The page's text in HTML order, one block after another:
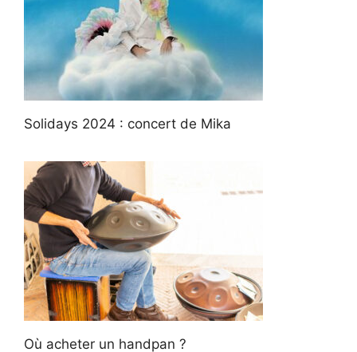
Solidays 2024 : concert de Mika
Où acheter un handpan ?